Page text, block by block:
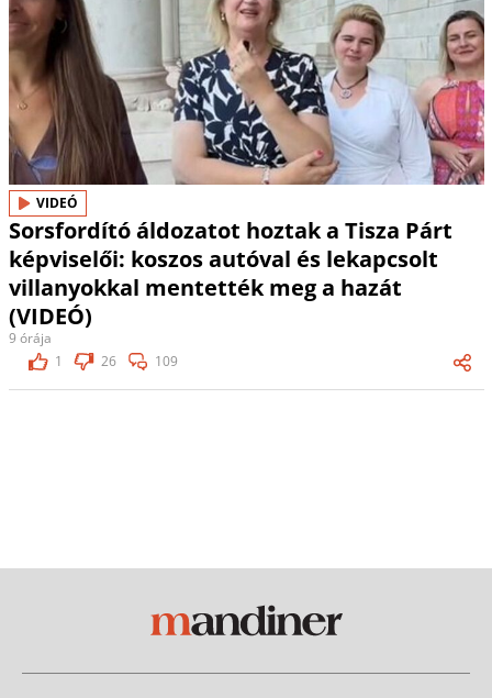
VIDEÓ
Sorsfordító áldozatot hoztak a Tisza Párt
képviselői: koszos autóval és lekapcsolt
villanyokkal mentették meg a hazát
(VIDEÓ)
9 órája
1
26 109